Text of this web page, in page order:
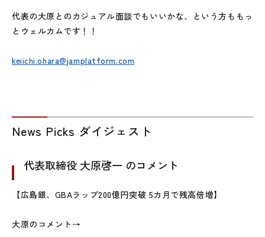
代表の大原とのカジュアル面談でもいいかな、という方ももっ
とウェルカムです！！
keiichi.ohara@jamplatform.com
News Picks ダイジェスト
代表取締役 大原啓一 のコメント
【広島銀、GBAラップ200億円突破 5カ月で残高倍増】
大原のコメント→